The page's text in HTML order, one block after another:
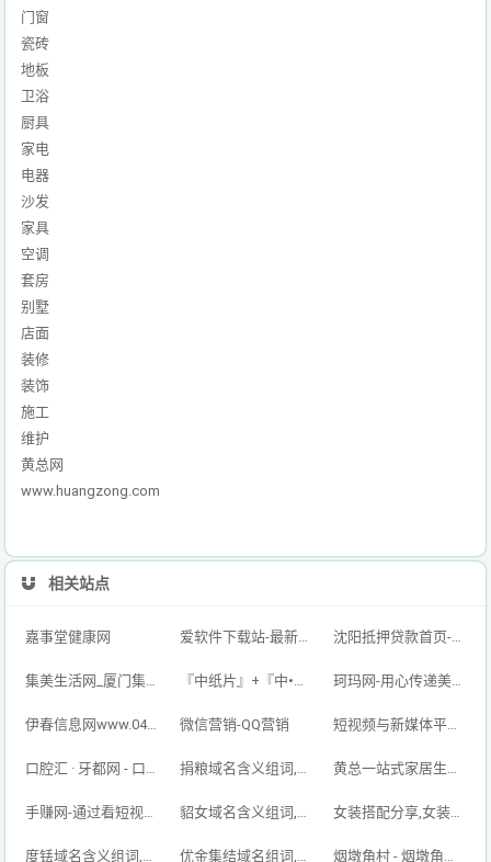
门窗
瓷砖
地板
卫浴
厨具
家电
电器
沙发
家具
空调
套房
别墅
店面
装修
装饰
施工
维护
黄总网
www.huangzong.com
相关站点
嘉事堂健康网 爱软件下载站-最新的手机软件,好玩的手机游戏,免费的绿色电脑软件下载平台 沈阳抵押贷款首页-银行房产抵押贷款及个人房屋二次抵押贷款-「单签不验点不看征信」
集美生活网_厦门集美区信息网|集美分类信息|集美便民网|集美本地生活网|集美区分类信息门户网站 『中纸片』+『中•ARM』-云验证 | 在线身份验证解决方案 珂玛网-用心传递美好生活
伊春信息网www.0458ds.com 免费发布各类供求信息! 微信营销-QQ营销 短视频与新媒体平台综合服务｜抖音·快手·小红书·视频号·微博·社区货源站
口腔汇 · 牙都网 - 口腔行业信息门户平台 捐粮域名含义组词,捐粮网,juanliang.com 黄总一站式家居生活,黄总网,www.huangzong.com
手赚网-通过看短视频广告做任务赚钱App-乐赚呗 貂女域名含义组词,貂女网,diaonv.com 女装搭配分享,女装网,nǚzhuāng.com
度铥域名含义组词,度铥网,dudiu.com 优金集结域名组词,优金集结,www.ujjj.cn 烟墩角村 - 烟墩角天鹅湖联合国世界最佳旅游乡村